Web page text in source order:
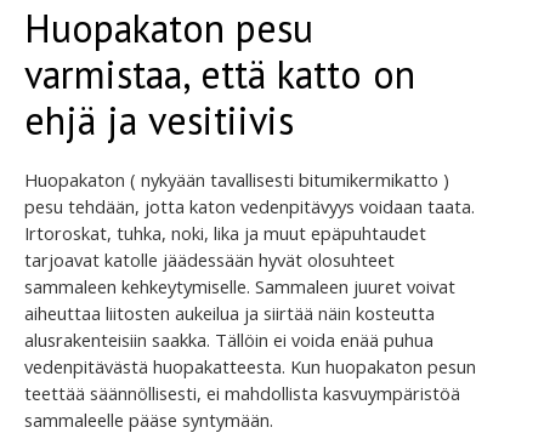
Huopakaton pesu
varmistaa, että katto on
ehjä ja vesitiivis
Huopakaton ( nykyään tavallisesti bitumikermikatto )
pesu tehdään, jotta katon vedenpitävyys voidaan taata.
Irtoroskat, tuhka, noki, lika ja muut epäpuhtaudet
tarjoavat katolle jäädessään hyvät olosuhteet
sammaleen kehkeytymiselle. Sammaleen juuret voivat
aiheuttaa liitosten aukeilua ja siirtää näin kosteutta
alusrakenteisiin saakka. Tällöin ei voida enää puhua
vedenpitävästä huopakatteesta. Kun huopakaton pesun
teettää säännöllisesti, ei mahdollista kasvuympäristöä
sammaleelle pääse syntymään.